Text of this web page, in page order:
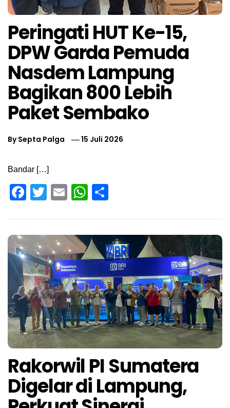
Peringati HUT Ke-15,
DPW Garda Pemuda
Nasdem Lampung
Bagikan 800 Lebih
Paket Sembako
BySepta Palga 15 Juli 2026
Bandar […]
Facebook
Twitter
EmailWhatsApp
Rakorwil PI Sumatera
Digelar di Lampung,